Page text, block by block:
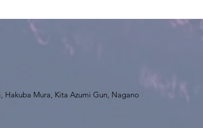
Hakuba Mura, Kita Azumi Gun, Nagano